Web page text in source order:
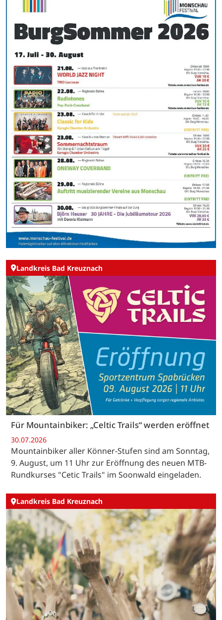
Landkreis Bad Kreuznach
Für Mountainbiker: „Celtic Trails“ werden eröffnet
30.07.2026
Mountainbiker aller Könner-Stufen sind am Sonntag,
9. August, um 11 Uhr zur Eröffnung des neuen MTB-
Rundkurses "Cetic Trails" im Soonwald eingeladen.
Landkreis Bad Kreuznach